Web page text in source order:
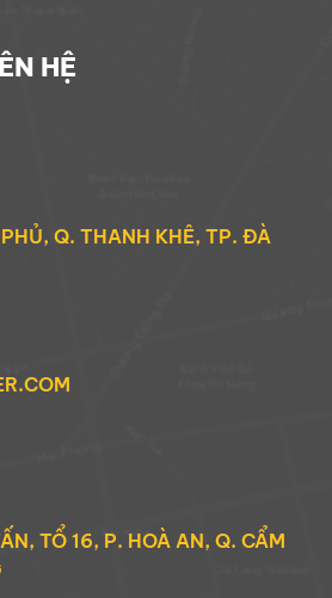
HỆ
Q. THANH KHÊ, TP. ĐÀ
TỔ 16, P. HOÀ AN, Q. CẨM